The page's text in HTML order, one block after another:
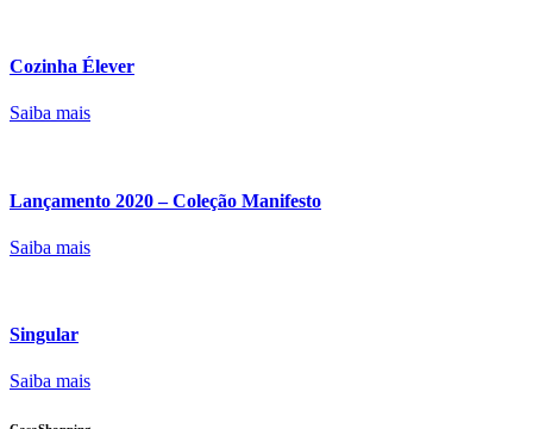
Cozinha Élever
Saiba mais
Lançamento 2020 – Coleção Manifesto
Saiba mais
Singular
Saiba mais